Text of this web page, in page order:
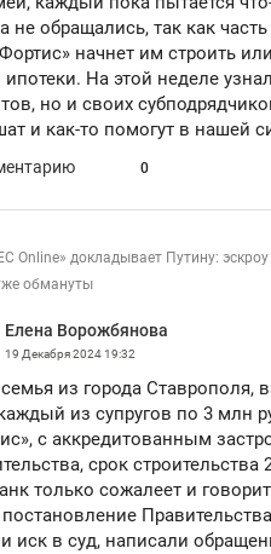
не обращались, так как
начнет им строить
ипотеки. На этой неделе
но и своих
и как-то помогут в нашей
0
Online» докладывает Путину:
обмануты
Елена Ворожбянова
19 Декабря 202419:32
из города Ставрополя,
из супругов по 3 млн
с аккредитованным
срок строительства
только сожалеет и
постановление
иск в суд, написали
Рекомендуем
Опыт выживания
природе, работа
с ментальным и
состоянием как
антихрупких